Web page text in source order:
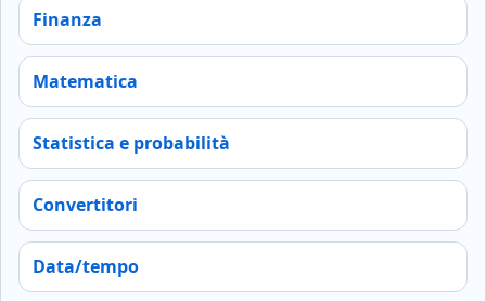
Finanza
Matematica
Statistica e probabilità
Convertitori
Data/tempo